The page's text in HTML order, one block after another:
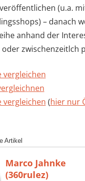
(u.a.
– danach
anhand der
zwischenzeitlch
vergleichen
vergleichen (hier nur
Artikel
Marco Jahnke
(360rulez)